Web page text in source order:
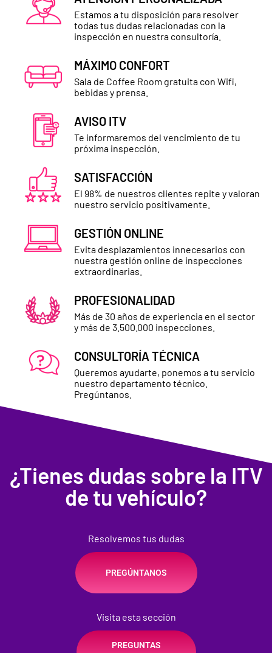
Estamos a tu disposición para resolver
todas tus dudas relacionadas con la
inspección en nuestra consultoría.
MÁXIMO CONFORT
Sala de Coffee Room gratuita con Wifi,
bebidas y prensa.
AVISO ITV
Te informaremos del vencimiento de tu
próxima inspección.
SATISFACCIÓN
El 98% de nuestros clientes repite y valoran
nuestro servicio positivamente.
GESTIÓN ONLINE
Evita desplazamientos innecesarios con
nuestra gestión online de inspecciones
extraordinarias.
PROFESIONALIDAD
Más de 30 años de experiencia en el sector
y más de 3.500.000 inspecciones.
CONSULTORÍA TÉCNICA
Queremos ayudarte, ponemos a tu servicio
nuestro departamento técnico.
Pregúntanos
¿Tienes dudas sobre la ITV
de tu vehículo?
Resolvemos tus dudas
PREGÚNTANOS
Visita esta sección
PREGUNTAS